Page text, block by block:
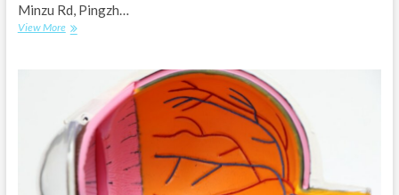
Minzu Rd, Pingzh…
View More桃
尿
|
Soong
Junhong
Maternity